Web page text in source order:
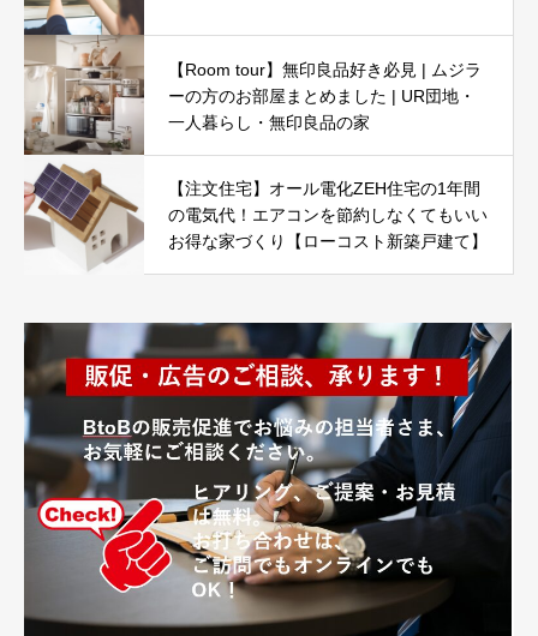
【Room tour】無印良品好き必見 | ムジラ
ーの方のお部屋まとめました | UR団地・
一人暮らし・無印良品の家
【注文住宅】オール電化ZEH住宅の1年間
の電気代！エアコンを節約しなくてもいい
お得な家づくり【ローコスト新築戸建て】